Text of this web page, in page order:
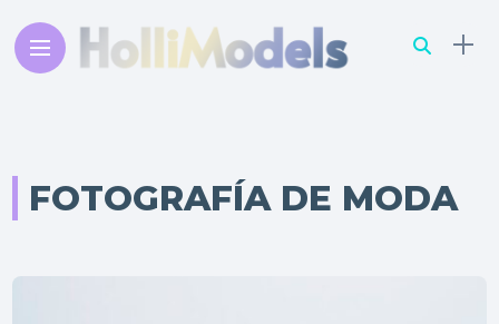
FOTOGRAFÍA DE MODA